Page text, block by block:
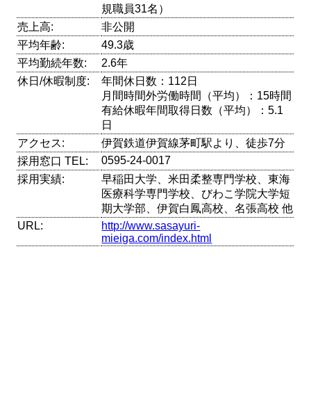
規職員31名）
売上高:
非公開
平均年齢:
49.3歳
平均勤続年数:
2.6年
休日/休暇制度:
年間休日数：112日
月間時間外労働時間（平均）：15時間
有給休暇年間取得日数（平均）：5.1
日
アクセス:
伊賀鉄道伊賀線茅町駅より、徒歩7分
採用窓口 TEL:
0595-24-0017
採用実績:
早稲田大学、米田柔整専門学校、東海
医療科学専門学校、びわこ学院大学短
期大学部、伊賀白鳳高校、名張高校 他
URL:
http://www.sasayuri-
mieiga.com/index.html